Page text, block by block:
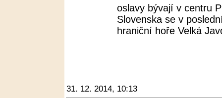
oslavy bývají v centru
Slovenska se v
hraniční hoře Velká
31. 12. 2014, 10:13